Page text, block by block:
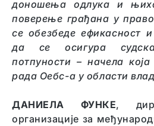
доношења одлука и
поверење грађана у
се обезбеде ефикасност
да се осигура
потпуности – начела
рада Оебс-а у области
ДАНИЕЛА ФУНКЕ,
организације за